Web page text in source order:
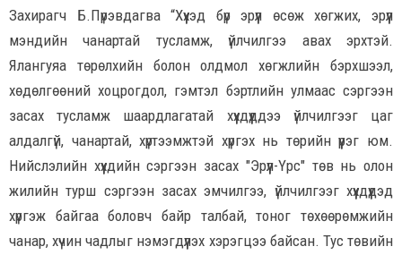
Захирагч Б.Пүрэвдагва “Хүүхэд бүр эрүүл өсөж хөгжих, эрүүл
мэндийн чанартай тусламж, үйлчилгээ авах эрхтэй.
Ялангуяа төрөлхийн болон олдмол хөгжлийн бэрхшээл,
хөдөлгөөний хоцрогдол, гэмтэл бэртлийн улмаас сэргээн
засах тусламж шаардлагатай хүүхдүүддээ үйлчилгээг цаг
алдалгүй, чанартай, хүртээмжтэй хүргэх нь төрийн үүрэг юм.
Нийслэлийн хүүхдийн сэргээн засах "Эрүүл-Үрс" төв нь олон
жилийн турш сэргээн засах эмчилгээ, үйлчилгээг хүүхдүүдэд
хүргэж байгаа боловч байр талбай, тоног төхөөрөмжийн
чанар, хүчин чадлыг нэмэгдүүлэх хэрэгцээ байсан. Тус төвийн